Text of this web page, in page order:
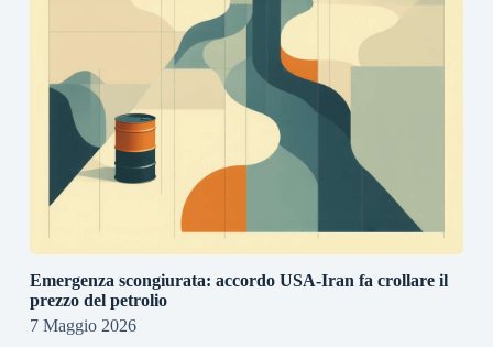
Emergenza scongiurata: accordo USA-Iran fa crollare il
prezzo del petrolio
7 Maggio 2026